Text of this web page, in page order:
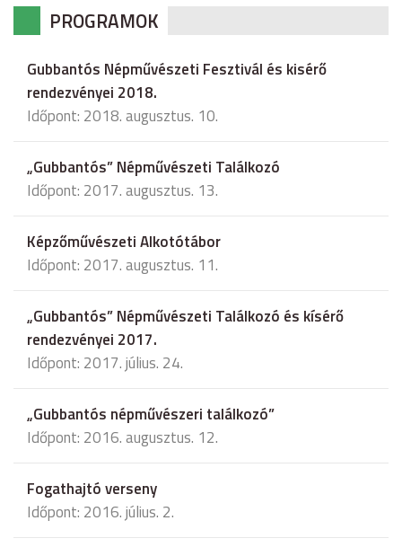
PROGRAMOK
Gubbantós Népművészeti Fesztivál és kisérő
rendezvényei 2018.
Időpont: 2018. augusztus. 10.
„Gubbantós” Népművészeti Találkozó
Időpont: 2017. augusztus. 13.
Képzőművészeti Alkotótábor
Időpont: 2017. augusztus. 11.
„Gubbantós” Népművészeti Találkozó és kísérő
rendezvényei 2017.
Időpont: 2017. július. 24.
„Gubbantós népművészeri találkozó”
Időpont: 2016. augusztus. 12.
Fogathajtó verseny
Időpont: 2016. július. 2.